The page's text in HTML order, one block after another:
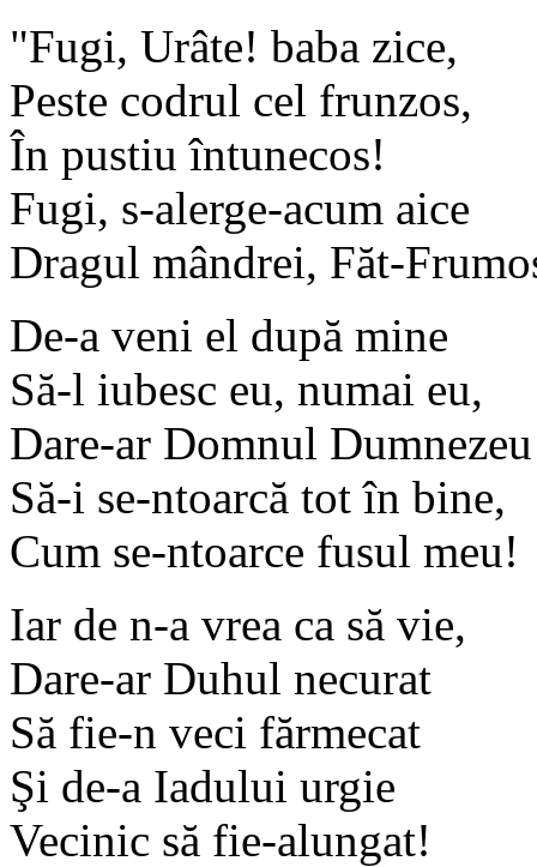
"Fugi, Urâte! baba zice,
Peste codrul cel frunzos,
În pustiu întunecos!
Fugi, s-alerge-acum aice
Dragul mândrei, Făt-
De-a veni el după mine
Să-l iubesc eu, numai eu,
Dare-ar Domnul Dumnezeu
Să-i se-ntoarcă tot în bine,
Cum se-ntoarce fusul meu!
Iar de n-a vrea ca să vie,
Dare-ar Duhul necurat
Să fie-n veci fărmecat
Şi de-a Iadului urgie
Vecinic să fie-alungat!